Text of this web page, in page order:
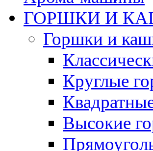
ГОРШКИ И
Горшки и
Круглые
Высокие